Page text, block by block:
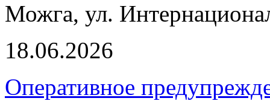
Можга, ул.
18.06.2026
Оперативное